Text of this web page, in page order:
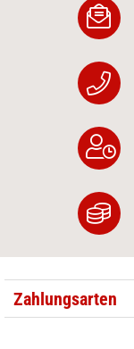
Zahlungsarten